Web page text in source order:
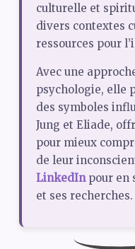
culturelle et
divers contextes
ressources pour
Avec une
psychologie, elle
des symboles
Jung et Eliade,
pour mieux
de leur
LinkedInpour en
et ses recherches.